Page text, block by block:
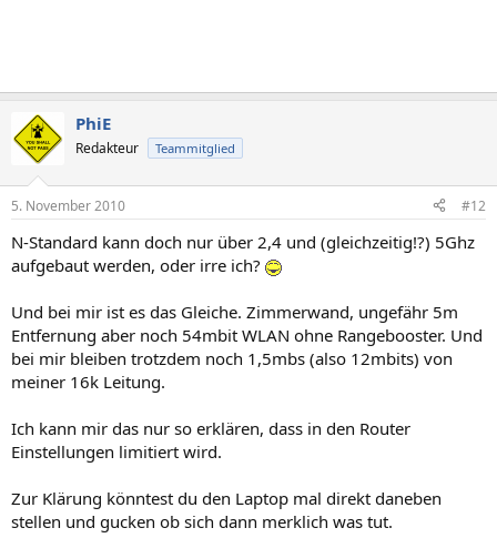
PhiE
Redakteur Teammitglied
5. November 2010 #12
N-Standard kann doch nur über 2,4 und (gleichzeitig!?) 5Ghz
aufgebaut werden, oder irre ich?
Und bei mir ist es das Gleiche. Zimmerwand, ungefähr 5m
Entfernung aber noch 54mbit WLAN ohne Rangebooster. Und
bei mir bleiben trotzdem noch 1,5mbs (also 12mbits) von
meiner 16k Leitung.
Ich kann mir das nur so erklären, dass in den Router
Einstellungen limitiert wird.
Zur Klärung könntest du den Laptop mal direkt daneben
stellen und gucken ob sich dann merklich was tut.